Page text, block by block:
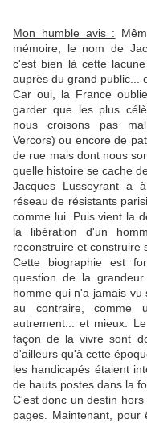
Mon humble avis :
mémoire, le nom de
c'est bien là cette
auprès du grand public...
Car oui, la France
garder que les plus
nous croisons pas
Vercors) ou encore de
de rue mais dont nous
quelle histoire se cache
Jacques Lusseyrant a
réseau de résistants
comme lui. Puis vient la
la libération d'un
reconstruire et construire
Cette biographie est
question de la
homme qui n'a jamais
au contraire, comme
autrement... et mieux.
façon de la vivre sont
d'ailleurs qu'à cette
les handicapés étaient
de hauts postes dans la
C'est donc un destin
pages. Maintenant,